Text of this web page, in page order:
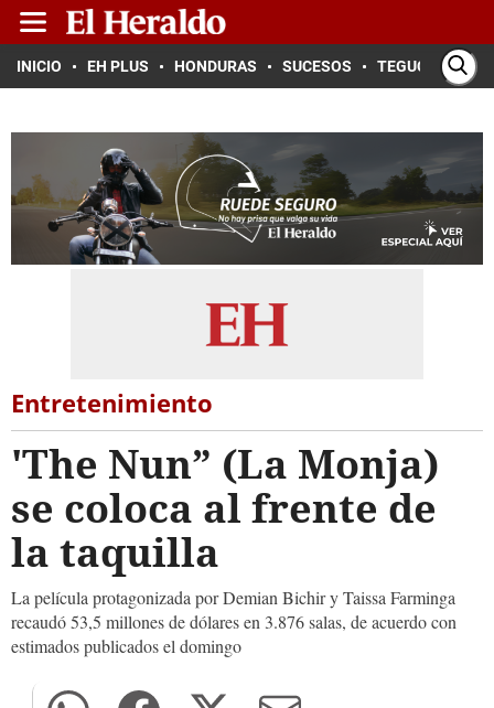
INICIO EH PLUS HONDURAS SUCESOS TEGUCIGALPA
Entretenimiento
'The Nun” (La Monja)
se coloca al frente de
la taquilla
La película protagonizada por Demian Bichir y Taissa Farminga
recaudó 53,5 millones de dólares en 3.876 salas, de acuerdo con
estimados publicados el domingo